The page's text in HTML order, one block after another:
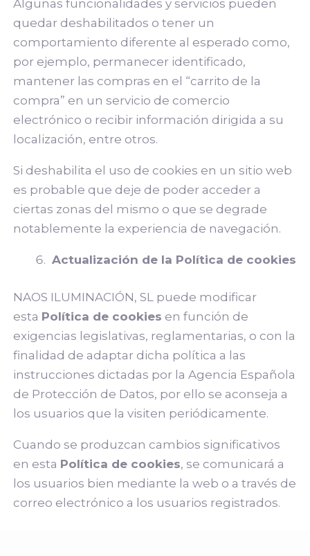
Algunas funcionalidades y servicios pueden
quedar deshabilitados o tener un
comportamiento diferente al esperado como,
por ejemplo, permanecer identificado,
mantener las compras en el “carrito de la
compra” en un servicio de comercio
electrónico o recibir información dirigida a su
localización, entre otros.
Si deshabilita el uso de cookies en un sitio web
es probable que deje de poder acceder a
ciertas zonas del mismo o que se degrade
notablemente la experiencia de navegación.
Actualización de la Política de cookies
NAOS ILUMINACIÓN, SL puede modificar
esta Política de cookies en función de
exigencias legislativas, reglamentarias, o con la
finalidad de adaptar dicha política a las
instrucciones dictadas por la Agencia Española
de Protección de Datos, por ello se aconseja a
los usuarios que la visiten periódicamente.
Cuando se produzcan cambios significativos
en esta Política de cookies, se comunicará a
los usuarios bien mediante la web o a través de
correo electrónico a los usuarios registrados.